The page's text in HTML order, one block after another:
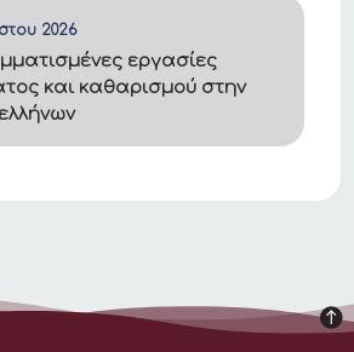
2026
εργασίες
και καθαρισμού στην